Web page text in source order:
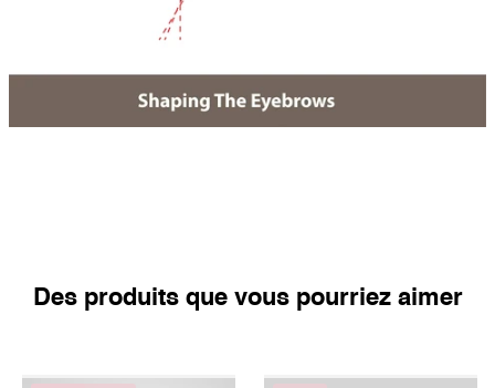
Des produits que vous pourriez aimer